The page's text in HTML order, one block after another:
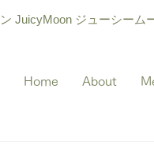
JuicyMoon ジューシーム
Home About